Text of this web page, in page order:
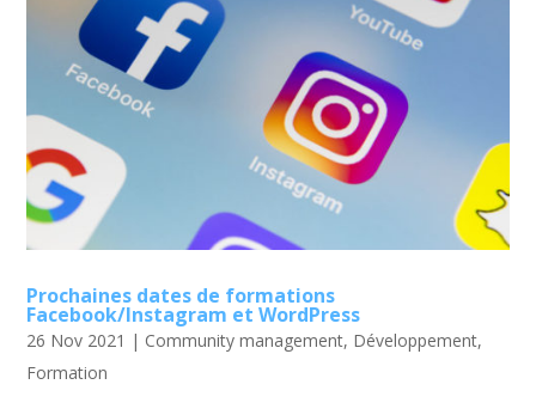
Prochaines dates de formations
Facebook/Instagram et WordPress
26 Nov 2021 | Community management, Développement,
Formation